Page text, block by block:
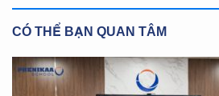
CÓ THỂ BẠN QUAN TÂM